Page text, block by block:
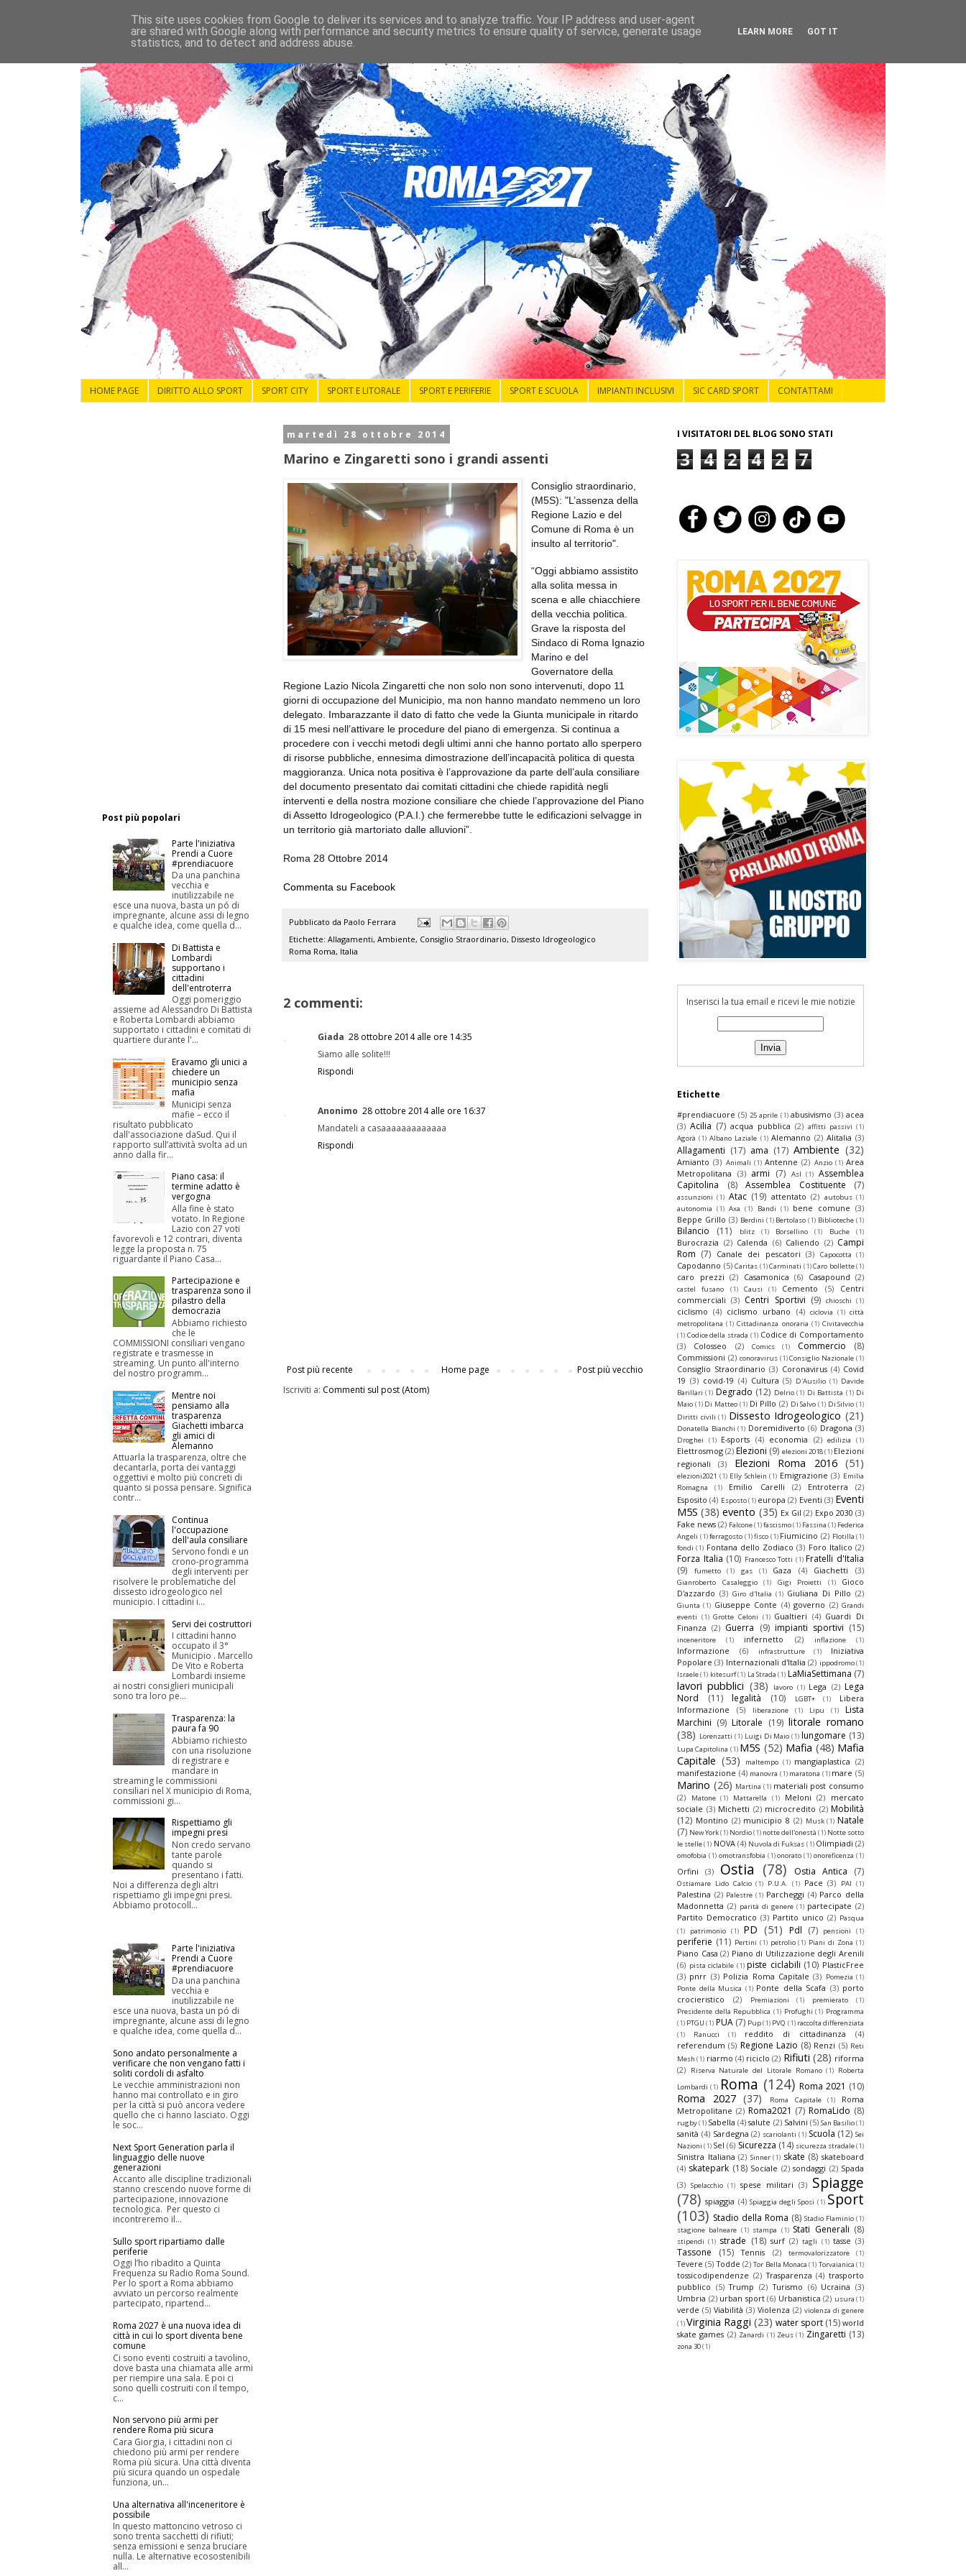
HOME PAGE DIRITTO ALLO SPORT SPORT CITY SPORT E LITORALE SPORT E PERIFERIE SPORT E SCUOLA IMPIANTI INCLUSIVI SIC CARD SPORT CONTATTAMI
martedì 28 ottobre 2014
Marino e Zingaretti sono i grandi assenti
Consiglio straordinario,
(M5S): "L’assenza della
Regione Lazio e del
Comune di Roma è un
insulto al territorio".
“Oggi abbiamo assistito
alla solita messa in
scena e alle chiacchiere
della vecchia politica.
Grave la risposta del
Sindaco di Roma Ignazio
Marino e del
Governatore della
Regione Lazio Nicola Zingaretti che non solo non sono intervenuti, dopo 11
giorni di occupazione del Municipio, ma non hanno mandato nemmeno un loro
delegato. Imbarazzante il dato di fatto che vede la Giunta municipale in ritardo
di 15 mesi nell’attivare le procedure del piano di emergenza. Si continua a
procedere con i vecchi metodi degli ultimi anni che hanno portato allo sperpero
di risorse pubbliche, ennesima dimostrazione dell’incapacità politica di questa
maggioranza. Unica nota positiva è l’approvazione da parte dell’aula consiliare
del documento presentato dai comitati cittadini che chiede rapidità negli
interventi e della nostra mozione consiliare che chiede l’approvazione del Piano
di Assetto Idrogeologico (P.A.I.) che fermerebbe tutte le edificazioni selvagge in
un territorio già martoriato dalle alluvioni”.
Roma 28 Ottobre 2014
Commenta su Facebook
Pubblicato da Paolo Ferrara
Etichette: Allagamenti, Ambiente, Consiglio Straordinario, Dissesto Idrogeologico
Roma Roma, Italia
2 commenti:
Giada 28 ottobre 2014 alle ore 14:35
Siamo alle solite!!!
Rispondi
Anonimo 28 ottobre 2014 alle ore 16:37
Mandateli a casaaaaaaaaaaaaa
Rispondi
Post più recente Post più vecchio
Home page
Iscriviti a: Commenti sul post (Atom)
Post più popolari
Parte l'iniziativa
Prendi a Cuore
#prendiacuore
Da una panchina
vecchia e
inutilizzabile ne
esce una nuova, basta un pó di
impregnante, alcune assi di legno
e qualche idea, come quella d...
Di Battista e
Lombardi
supportano i
cittadini
dell'entroterra
Oggi pomeriggio
assieme ad Alessandro Di Battista
e Roberta Lombardi abbiamo
supportato i cittadini e comitati di
quartiere durante l'...
Eravamo gli unici a
chiedere un
municipio senza
mafia
Municipi senza
mafie – ecco il
risultato pubblicato
dall'associazione daSud. Qui il
rapporto sull’attività svolta ad un
anno dalla fir...
Piano casa: il
termine adatto è
vergogna
Alla fine è stato
votato. In Regione
Lazio con 27 voti
favorevoli e 12 contrari, diventa
legge la proposta n. 75
riguardante il Piano Casa...
Partecipazione e
trasparenza sono il
pilastro della
democrazia
Abbiamo richiesto
che le
COMMISSIONI consiliari vengano
registrate e trasmesse in
streaming. Un punto all'interno
del nostro programm...
Mentre noi
pensiamo alla
trasparenza
Giachetti imbarca
gli amici di
Alemanno
Attuarla la trasparenza, oltre che
decantarla, porta dei vantaggi
oggettivi e molto più concreti di
quanto si possa pensare. Significa
contr...
Continua
l'occupazione
dell'aula consiliare
Servono fondi e un
crono-programma
degli interventi per
risolvere le problematiche del
dissesto idrogeologico nel
municipio. I cittadini i...
Servi dei costruttori
I cittadini hanno
occupato il 3°
Municipio . Marcello
De Vito e Roberta
Lombardi insieme
ai nostri consiglieri municipali
sono tra loro pe...
Trasparenza: la
paura fa 90
Abbiamo richiesto
con una risoluzione
di registrare e
mandare in
streaming le commissioni
consiliari nel X municipio di Roma,
commissioni gi...
Rispettiamo gli
impegni presi
Non credo servano
tante parole
quando si
presentano i fatti.
Noi a differenza degli altri
rispettiamo gli impegni presi.
Abbiamo protocoll...
Parte l'iniziativa
Prendi a Cuore
#prendiacuore
Da una panchina
vecchia e
inutilizzabile ne
esce una nuova, basta un pó di
impregnante, alcune assi di legno
e qualche idea, come quella d...
Sono andato personalmente a
verificare che non vengano fatti i
soliti cordoli di asfalto
Le vecchie amministrazioni non
hanno mai controllato e in giro
per la città si può ancora vedere
quello che ci hanno lasciato. Oggi
le soc...
Next Sport Generation parla il
linguaggio delle nuove
generazioni
Accanto alle discipline tradizionali
stanno crescendo nuove forme di
partecipazione, innovazione
tecnologica. Per questo ci
incontreremo il...
Sullo sport ripartiamo dalle
periferie
Oggi l’ho ribadito a Quinta
Frequenza su Radio Roma Sound.
Per lo sport a Roma abbiamo
avviato un percorso realmente
partecipato, ripartend...
Roma 2027 è una nuova idea di
città in cui lo sport diventa bene
comune
Ci sono eventi costruiti a tavolino,
dove basta una chiamata alle armi
per riempire una sala. E poi ci
sono quelli costruiti con il tempo,
c...
Non servono più armi per
rendere Roma più sicura
Cara Giorgia, i cittadini non ci
chiedono più armi per rendere
Roma più sicura. Una città diventa
più sicura quando un ospedale
funziona, un...
Una alternativa all'inceneritore è
possibile
In questo mattoncino vetroso ci
sono trenta sacchetti di rifiuti;
senza emissioni e senza bruciare
nulla. Le alternative ecosostenibili
all...
I VISITATORI DEL BLOG SONO STATI
3 4 2 4 2 7
Inserisci la tua email e ricevi le mie notizie
Etichette
#prendiacuore (5) 25 aprile (1) abusivismo (3) acea
(3) Acilia (7) acqua pubblica (2) affitti passivi (1)
Agorà (1) Albano Laziale (1) Alemanno (2) Alitalia (3)
Allagamenti (17) ama (17) Ambiente (32)
Amianto (3) Animali (1) Antenne (2) Anzio (1) Area
Metropolitana (3) armi (7) Asl (1) Assemblea
Capitolina
(8) Assemblea Costituente (7)
assunzioni (1) Atac (19) attentato (2) autobus (1)
autonomia (1) Axa (1) Bandi (1) bene comune (3)
Beppe Grillo (3) Berdini (1) Bertolaso (1) Biblioteche (1)
Bilancio (11) blitz (1) Borsellino (1) Buche (1)
Burocrazia (2) Calenda (6) Caliendo (2) Campi
Rom (7) Canale dei pescatori (3) Capocotta (1)
Capodanno (5) Caritas (1)Carminati (1)Caro bollette(1)
caro prezzi (2) Casamonica (6) Casapound (2)
castel fusano (1) Causi (1) Cemento (5)
Centri
commerciali (3) Centri Sportivi (9) chioschi (1)
ciclismo (4) ciclismo urbano (4) ciclovia (1) città
metropolitana (1) Cittadinanza onoraria (1) Civitavecchia
(1) Codice della strada (1) Codice di Comportamento
(3)
Colosseo (2) Comics (1) Commercio (8)
Commissioni (2) conoravirus (1) Consiglio Nazionale (1)
Consiglio Straordinario (3) Coronavirus (4) Covid
19 (3) covid-19 (4) Cultura (5) D'Ausilio (1) Davide
Barillari (1) Degrado (12) Delrio (1) Di Battista (1) Di
Maio (1) Di Matteo (1) Di Pillo (2) Di Salvo (1) Di Silvio (1)
Diritti civili (1) Dissesto Idrogeologico (21)
Donatella Bianchi (1) Doremidiverto (6) Dragona (3)
Droghei (1) E-sports (4) economia (2) edilizia (1)
Elettrosmog (2) Elezioni (9) elezioni 2018(1) Elezioni
regionali
(3) Elezioni Roma 2016 (51)
elezioni2021 (1) Elly Schlein (1) Emigrazione (3) Emilia
Romagna
(1) Emilio Carelli (2) Entroterra
(2)
Esposito (4) Esposto(1) europa (2) Eventi (3) Eventi
M5S (38) evento (35) Ex Gil (2) Expo 2030 (3)
Fake news (2) Falcone(1)fascismo(1) Fassina (1) Federica
Angeli (1)ferragosto (1)fisco (1) Fiumicino (2) Flotilla (1)
fondi (1) Fontana dello Zodiaco (3) Foro Italico (2)
Forza Italia (10) Francesco Totti (1) Fratelli d'Italia
(9)
fumetto (1) gas (1) Gaza (4) Giachetti (3)
Gianroberto Casaleggio (1) Gigi Proietti (1)
Gioco
D'azzardo (3) Giro d'Italia (1) Giuliana Di Pillo (2)
Giunta (1) Giuseppe Conte (4) governo (2) Grandi
eventi (1) Grotte Celoni (1) Gualtieri (4) Guardi Di
Finanza (2) Guerra (9) impianti sportivi (15)
inceneritore (1) infernetto (2) inflazione (1)
Informazione (6) infrastrutture (1)
Iniziativa
Popolare (3) Internazionali d'Italia (2) ippodromo(1)
Israele(1) kitesurf(1) La Strada (1) LaMiaSettimana (7)
lavori pubblici (38) lavoro (1) Lega (2) Lega
Nord
(11) legalità (10) LGBT+ (1)
Libera
Informazione
(5) liberazione (1) Lipu (1)
Lista
Marchini (9) Litorale (19) litorale romano
(38) Lorenzatti (1) Luigi Di Maio (1) lungomare (13)
Lupa Capitolina (1) M5S (52) Mafia (48) Mafia
Capitale (53) maltempo (1) mangiaplastica (2)
manifestazione (4) manovra (1) maratona (1) mare (5)
Marino (26) Martina (1) materiali post consumo
(2)
Matone (1) Mattarella (1) Meloni (2) mercato
sociale (3) Michetti (2) microcredito (2) Mobilità
(12) Montino (2) municipio 8 (2) Musk (1) Natale
(7) New York(1) Nordio(1) notte dell'onestà (1) Notte sotto
le stelle(1) NOVA (4) Nuvola di Fuksas (1) Olimpiadi (2)
omofobia (1) omotransfobia (1) onorato (1) onoreficenza (1)
Orfini (3) Ostia (78) Ostia Antica (7)
Ostiamare Lido Calcio (1) P.U.A. (1) Pace (3) PAI (1)
Palestina (2) Palestre (1) Parcheggi (4) Parco della
Madonnetta (2) parità di genere (1) partecipate (2)
Partito Democratico (3) Partito unico (2) Pasqua
(1)
patrimonio (1) PD (51) Pdl (7) pensioni (1)
periferie (11) Pertini (1) petrolio (1) Piani di Zona (1)
Piano Casa (2) Piano di Utilizzazione degli Arenili
(6) pista ciclabile (1) piste ciclabili (10) PlasticFree
(3) pnrr (3) Polizia Roma Capitale (3) Pomezia (1)
Ponte della Musica (1) Ponte della Scafa (3) porto
crocieristico
(2) Premiazioni (1) premierato
(1)
Presidente della Repubblica (1) Profughi (1) Programma
(1) PTGU (1) PUA (7) Pup(1) PVQ (1) raccolta differenziata
(1)
Ranucci (1) reddito di cittadinanza
(4)
referendum (5) Regione Lazio (8) Renzi (5) Reti
Mesh (1) riarmo (4) riciclo (2) Rifiuti (28) riforma
(2)
Riserva Naturale del Litorale Romano (1) Roberta
Lombardi (1) Roma (124) Roma 2021 (10)
Roma 2027 (37) Roma Capitale (1)
Roma
Metropolitane (2) Roma2021 (7) RomaLido (8)
rugby(1) Sabella (4) salute (2) Salvini (5) San Basilio(1)
sanità (4) Sardegna (2) scariolanti (1) Scuola (12) Sei
Nazioni (1) Sel (6) Sicurezza (14) sicurezza stradale(1)
Sinistra Italiana (2) Sinner (1) skate (8) skateboard
(4) skatepark (18) Sociale (2) sondaggi (2) Spada
(3) Spelacchio (1) spese militari (3) Spiagge
(78) spiaggia (4) Spiaggia degli Sposi (1) Sport
(103) Stadio della Roma (8) Stadio Flaminio (1)
stagione balneare (1) stampa (1) Stati Generali (8)
stipendi (1) strade (18) surf (2) tagli (1) tasse (3)
Tassone (15) Tennis (2) termovalorizzatore (1)
Tevere (5) Todde (2) Tor Bella Monaca (1) Torvaianica (1)
tossicodipendenze (2) Trasparenza (4) trasporto
pubblico (5) Trump (2) Turismo (6) Ucraina (3)
Umbria (2) urban sport (6) Urbanistica (2) usura (1)
verde (5) Viabilità (3) Violenza (2) violenza di genere
(1)Virginia Raggi (23) water sport (15) world
skate games (2) Zanardi (1) Zeus (1) Zingaretti (13)
zona 30(1)
This site uses cookies from Google to deliver its services and to analyze traffic. Your IP address and user-agent
are shared with Google along with performance and security metrics to ensure quality of service, generate usage
statistics, and to detect and address abuse.
LEARN MORE GOT IT